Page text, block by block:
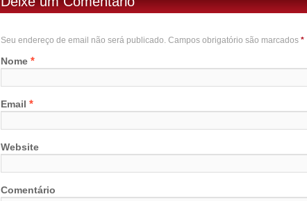
Seu endereço de email não será publicado. Campos obrigatório são marcados *
Nome *
Email *
Website
Comentário